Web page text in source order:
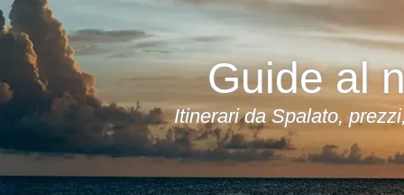
Guide al
Itinerari da Spalato,